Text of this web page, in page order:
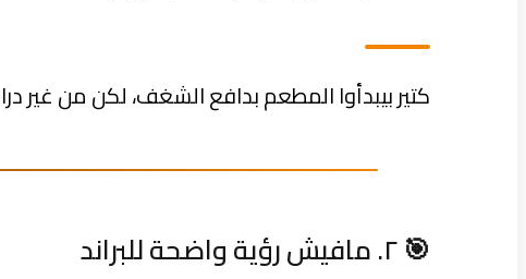
كتير بيبدأوا المطعم بدافع الشغف، لكن من غير
🎯 ٢. مافيش رؤية واضحة للبراند